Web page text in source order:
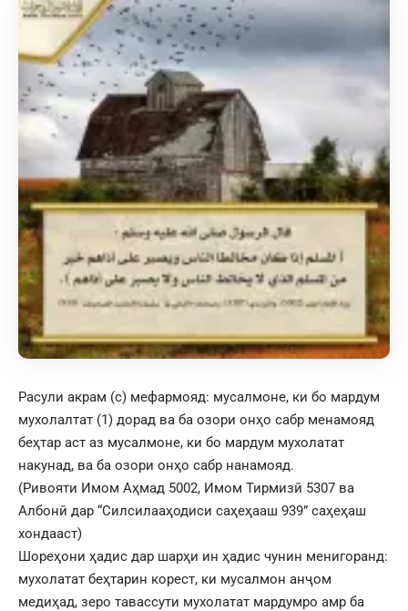
Расули акрам (с) мефармояд: мусалмоне, ки бо мардум
мухолалтат (1) дорад ва ба озори онҳо сабр менамояд
беҳтар аст аз мусалмоне, ки бо мардум мухолатат
накунад, ва ба озори онҳо сабр нанамояд.
(Ривояти Имом Аҳмад 5002, Имом Тирмизӣ 5307 ва
Албонӣ дар “Силсилааҳодиси саҳеҳааш 939” саҳеҳаш
хондааст)
Шореҳони ҳадис дар шарҳи ин ҳадис чунин менигоранд:
мухолатат беҳтарин корест, ки мусалмон анҷом
медиҳад, зеро тавассути мухолатат мардумро амр ба